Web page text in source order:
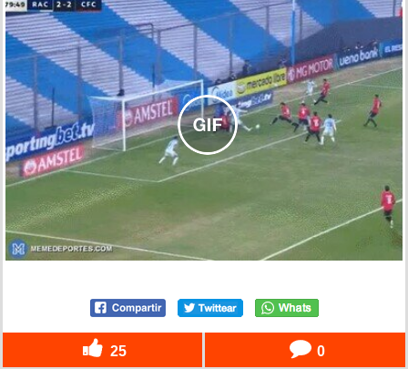
25 0